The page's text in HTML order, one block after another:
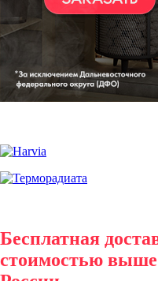
Бесплатная
стоимостью выше